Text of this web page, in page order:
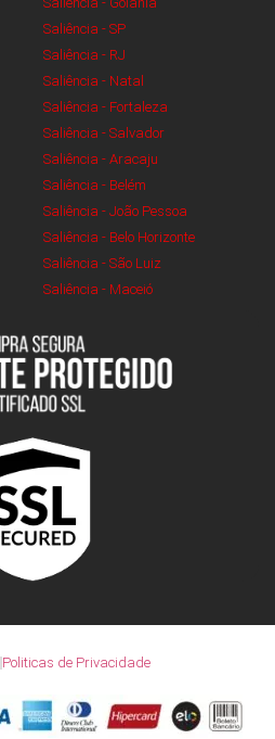
Saliência - SP
Saliência - RJ
Saliência - Natal
Saliência - Fortaleza
Saliência - Salvador
Saliência - Aracaju
Saliência - Belém
Saliência - João Pessoa
Saliência - Belo Horizonte
Saliência - São Luiz
Saliência - Maceió
Politicas de Privacidade